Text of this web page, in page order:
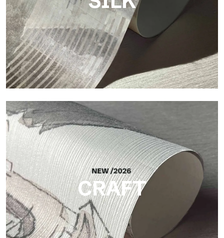
Silk
Acabado luminoso y elegante, con una sutil trama vertical que
refleja la luz y aporta profundidad a la superficie.
CRAFT